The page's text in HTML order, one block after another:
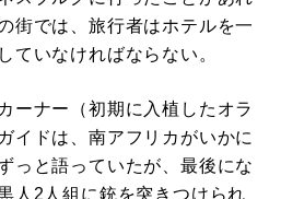
街では、旅行者はホテルを一
ていなければならない。
ーナー（初期に入植したオラ
イドは、南アフリカがいかに
っと語っていたが、最後にな
人2人組に銃を突きつけられ